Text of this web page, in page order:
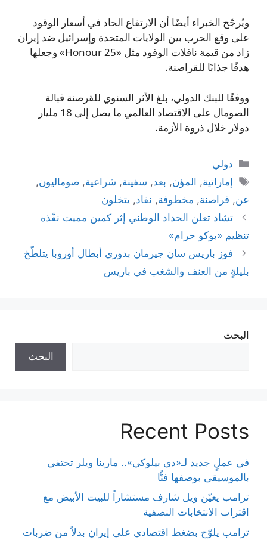
ويُرجّح الخبراء أيضًا أن الارتفاع الحاد في أسعار الوقود
على وقع الحرب بين الولايات المتحدة وإسرائيل ضد إيران
زاد من قيمة ناقلات الوقود مثل «Honour 25» وجعلها
هدفًا جذابًا للقراصنة.
ووفقًا للبنك الدولي، بلغ الأثر السنوي للقرصنة قبالة
الصومال على الاقتصاد العالمي ما يصل إلى 18 مليار
دولار خلال ذروة الأزمة.
التصنيفات
دولي
الوسوم
إماراتية, المؤن, بعد, سفينة, شراعية,صوماليون,
عن, قراصنة, مخطوفة, نفاد, يتخلون
تشاد تعلن الحداد الوطني إثر كمين مميت نفّذه
تنظيم «بوكو حرام»
فوز باريس سان جيرمان بدوري أبطال أوروبا يتلطّخ
بليلةٍ من العنف والشغب في باريس
البحث
البحث
Recent Posts
في عملٍ جديد لـ«دي بيلوكي».. مارينا ويلر تحتفي
بالموسيقى بوصفها فنًّا
ترامب يعيّن ويل شارف مستشاراً للبيت الأبيض مع
اقتراب الانتخابات النصفية
ترامب يلوّح بضغط اقتصادي على إيران بدلاً من ضربات